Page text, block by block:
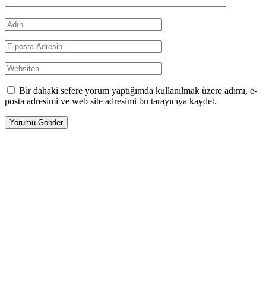
Bir dahaki sefere yorum yaptığımda kullanılmak üzere adımı, e-
posta adresimi ve web site adresimi bu tarayıcıya kaydet.